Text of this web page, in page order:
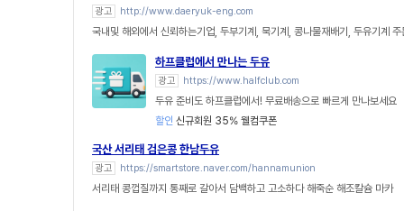
광고 http://www.daeryuk-eng.com
국내및 해외에서 신뢰하는기업, 두부기계, 묵기계, 콩나물재배기, 두유기계 주
하프클럽에서 만나는 두유
광고 https://www.halfclub.com
두유 준비도 하프클럽에서! 무료배송으로 빠르게 만나보세요
할인 신규회원 35% 웰컴쿠폰
국산 서리태 검은콩 한남두유
광고 https://smartstore.naver.com/hannamunion
서리태 콩껍질까지 통째로 갈아서 담백하고 고소하다 해죽순 해조칼슘 마카